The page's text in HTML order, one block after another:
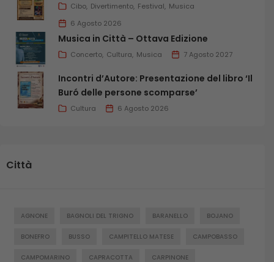
Cibo Divertimento Festival Musica
6 Agosto 2026
Musica in Città – Ottava Edizione
Concerto Cultura Musica 7 Agosto 2027
Incontri d’Autore: Presentazione del libro ‘Il
Buró delle persone scomparse’
Cultura 6 Agosto 2026
Città
AGNONE BAGNOLI DEL TRIGNO BARANELLO BOJANO
BONEFRO BUSSO CAMPITELLO MATESE CAMPOBASSO
CAMPOMARINO CAPRACOTTA CARPINONE